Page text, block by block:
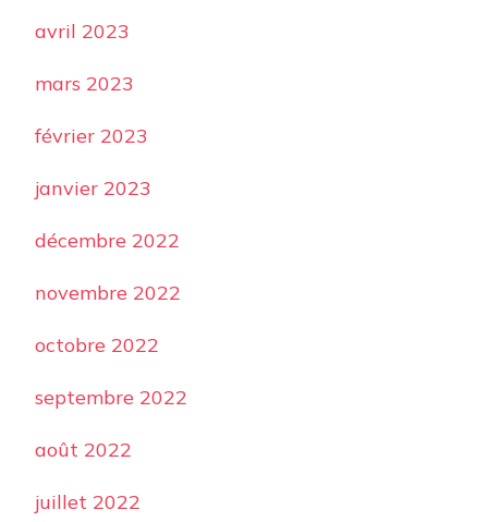
avril 2023
mars 2023
février 2023
janvier 2023
décembre 2022
novembre 2022
octobre 2022
septembre 2022
août 2022
juillet 2022